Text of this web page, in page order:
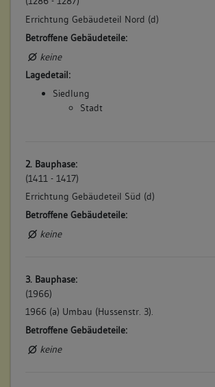
Errichtung Gebäudeteil Nord (d)
Betroffene Gebäudeteile:
keine
Lagedetail:
Siedlung
Stadt
2. Bauphase:
(1411 - 1417)
Errichtung Gebäudeteil Süd (d)
Betroffene Gebäudeteile:
keine
3. Bauphase:
(1966)
1966 (a) Umbau (Hussenstr. 3).
Betroffene Gebäudeteile:
keine